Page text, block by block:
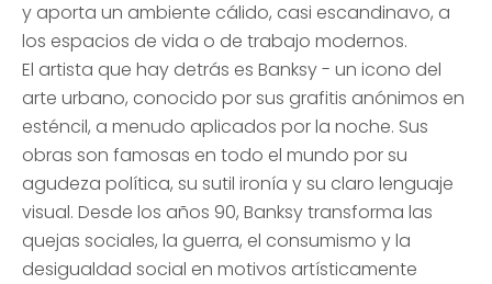
y aporta un ambiente cálido, casi escandinavo, a
los espacios de vida o de trabajo modernos.
El artista que hay detrás es Banksy - un icono del
arte urbano, conocido por sus grafitis anónimos en
esténcil, a menudo aplicados por la noche. Sus
obras son famosas en todo el mundo por su
agudeza política, su sutil ironía y su claro lenguaje
visual. Desde los años 90, Banksy transforma las
quejas sociales, la guerra, el consumismo y la
desigualdad social en motivos artísticamente